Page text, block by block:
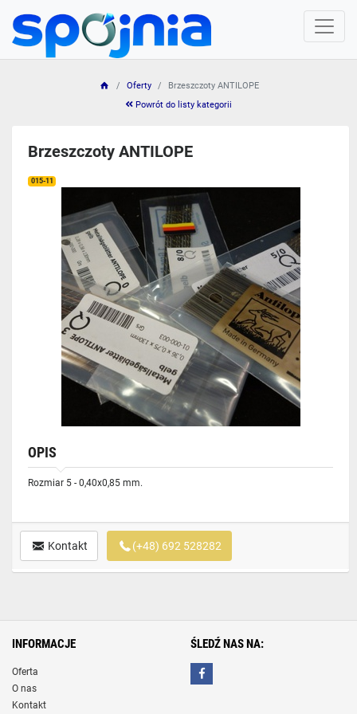
Oferty
Brzeszczoty ANTILOPE
Powrót do listy kategorii
Brzeszczoty ANTILOPE
015-11
OPIS
Rozmiar 5 - 0,40x0,85 mm.
Kontakt (+48) 692 528282
INFORMACJE
Oferta
O nas
Kontakt
ŚLEDŹ NAS NA: